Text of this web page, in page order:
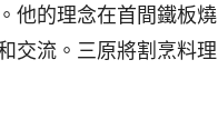
他的理念在首間鐵板燒
交流。三原將割烹料理